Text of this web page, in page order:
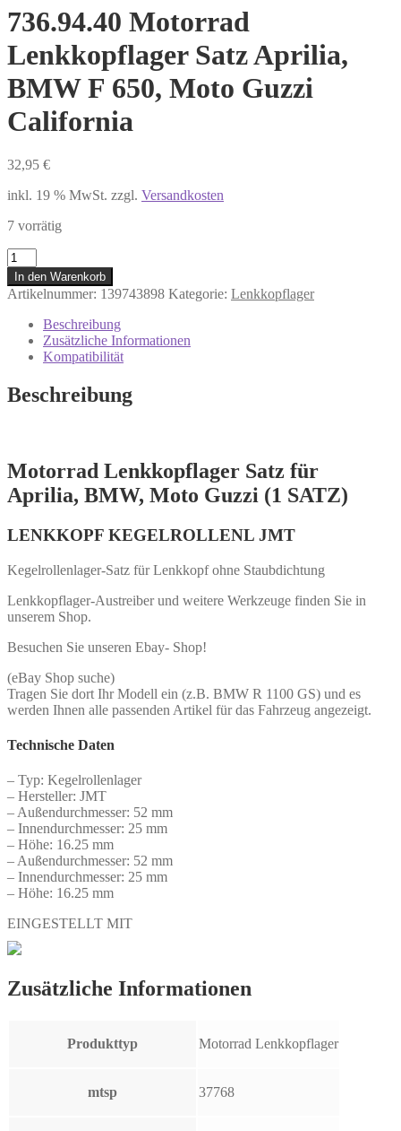
736.94.40 Motorrad
Lenkkopflager Satz Aprilia,
BMW F 650, Moto Guzzi
California
32,95 €
inkl. 19 % MwSt. zzgl. Versandkosten
7 vorrätig
736.94.40
Motorrad
Lenkkopflager
Satz
Aprilia,
BMW
Moto
Guzzi
In den Warenkorb
Artikelnummer: 139743898 Kategorie: Lenkkopflager
Beschreibung
Zusätzliche Informationen
Kompatibilität
Beschreibung
Motorrad Lenkkopflager Satz für
Aprilia, BMW, Moto Guzzi (1 SATZ)
LENKKOPF KEGELROLLENL JMT
Kegelrollenlager-Satz für Lenkkopf ohne Staubdichtung
Lenkkopflager-Austreiber und weitere Werkzeuge finden Sie in
unserem Shop.
Besuchen Sie unseren Ebay- Shop!
(eBay Shop suche)
Tragen Sie dort Ihr Modell ein (z.B. BMW R 1100 GS) und es
werden Ihnen alle passenden Artikel für das Fahrzeug angezeigt.
Technische Daten
– Typ: Kegelrollenlager
– Hersteller: JMT
– Außendurchmesser: 52 mm
– Innendurchmesser: 25 mm
– Höhe: 16.25 mm
– Außendurchmesser: 52 mm
– Innendurchmesser: 25 mm
– Höhe: 16.25 mm
EINGESTELLT MIT
Zusätzliche Informationen
Produkttyp Motorrad Lenkkopflager
mtsp 37768